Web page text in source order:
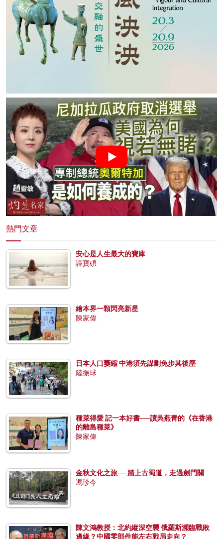
熱門文章
安心是人生最大的寶庫
譚寶碩
繪本界一顆閃亮新星
陳家偉
日本人口萎縮 中港須先謀劃免步其後塵
陸振球
種菜得愛 記一本好書──讀吳燕青的《在香港
的離島種菜》
陳家偉
金秋文化之旅──踏上古蜀道，走過劍門關
馮珍今
陳文鴻教授：北約縱深空襲 俄羅斯瀕臨戰敗
邊緣？中國零部件能左右戰局走向？